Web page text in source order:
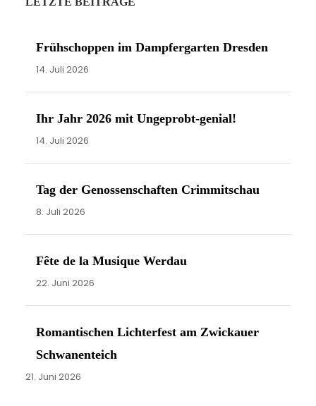
s
Frühschoppen im Dampfergarten Dresden
14. Juli 2026
Ihr Jahr 2026 mit Ungeprobt-genial!
14. Juli 2026
Tag der Genossenschaften Crimmitschau
8. Juli 2026
Fête de la Musique Werdau
22. Juni 2026
Romantischen Lichterfest am Zwickauer
Schwanenteich
21. Juni 2026